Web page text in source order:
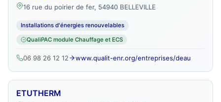
16 rue du poirier de fer, 54940 BELLEVILLE
Installations d'énergies renouvelables
QualiPAC module Chauffage et ECS
06 98 26 12 12 www.qualit-enr.org/entreprises/deau
ETUTHERM